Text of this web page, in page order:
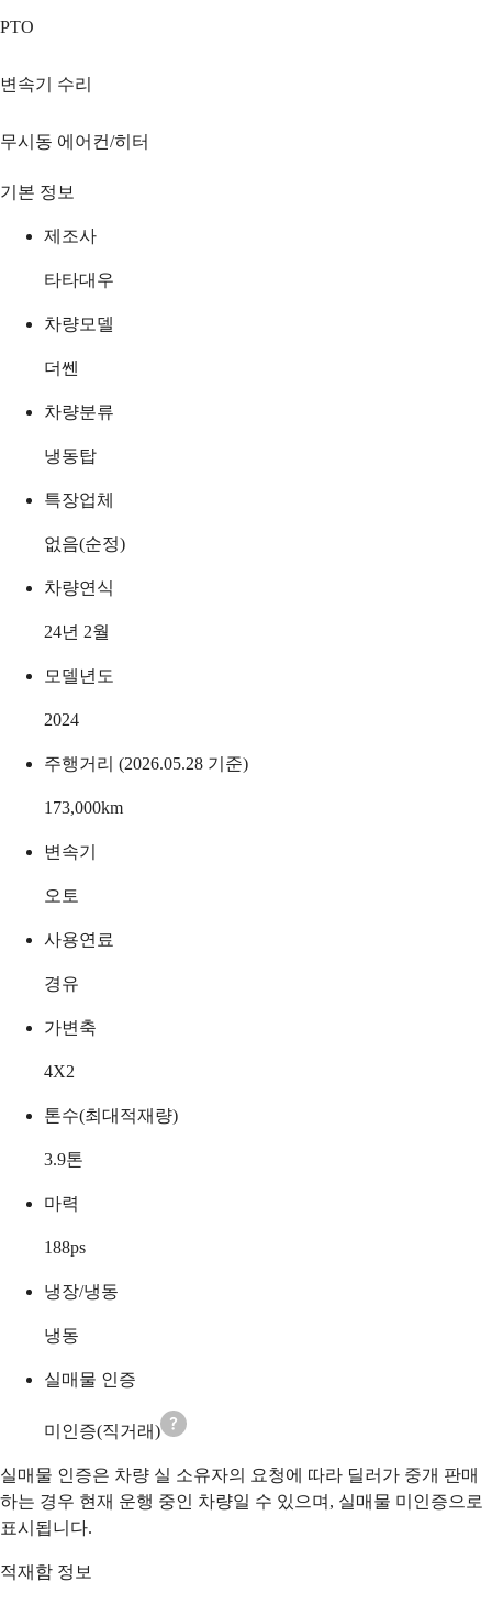
PTO
변속기 수리
무시동 에어컨/히터
기본 정보
제조사
타타대우
차량모델
더쎈
차량분류
냉동탑
특장업체
없음(순정)
차량연식
24년 2월
모델년도
2024
주행거리 (2026.05.28 기준)
173,000km
변속기
오토
사용연료
경유
가변축
4X2
톤수(최대적재량)
3.9톤
마력
188ps
냉장/냉동
냉동
실매물 인증
미인증(직거래)
실매물 인증은 차량 실 소유자의 요청에 따라 딜러가 중개 판매
하는 경우 현재 운행 중인 차량일 수 있으며, 실매물 미인증으로
표시됩니다.
적재함 정보